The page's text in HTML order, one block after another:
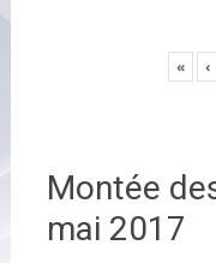
« ‹
Montée
mai 2017